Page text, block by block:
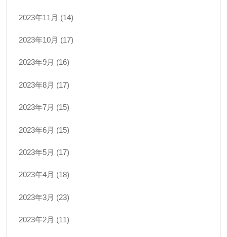
2023年11月 (14)
2023年10月 (17)
2023年9月 (16)
2023年8月 (17)
2023年7月 (15)
2023年6月 (15)
2023年5月 (17)
2023年4月 (18)
2023年3月 (23)
2023年2月 (11)